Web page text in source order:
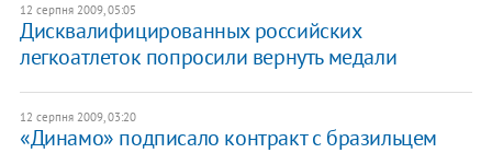
12 серпня 2009, 05:05
Дисквалифицированных российских
легкоатлеток попросили вернуть медали
12 серпня 2009, 03:20
«Динамо» подписало контракт с бразильцем